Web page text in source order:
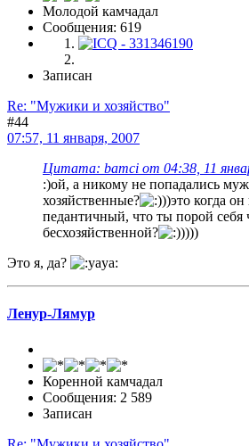
Молодой камчадал
Сообщения: 619
Записан
Re: "Мужики и хозяйство"
#44
07:57, 11 января, 2007
Цитата: bamci от 04:38, 11
:)ой, а никому не попадались
хозяйственные?
))это когда он
педантичный, что ты порой себя
бесхозяйственной?
))))
Это я, да?
Ленур-Лямур
Коренной камчадал
Сообщения: 2 589
Записан